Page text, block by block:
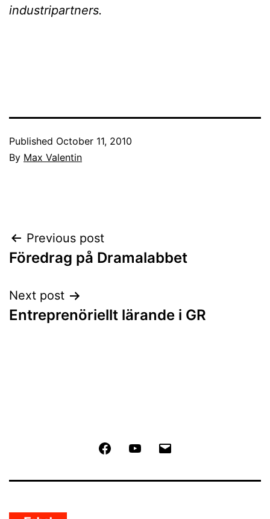
industripartners.
Published October 11, 2010
By Max Valentin
Post
navigation
Previous post
Föredrag på Dramalabbet
Next post
Entreprenöriellt lärande i GR
FacebookYoutube